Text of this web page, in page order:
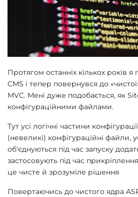
Протягом останніх кількох років
CMS і тепер повернувся до
MVC. Мені дуже подобається, як
конфігураційними файлами.
Тут усі логічні частини
(невеликі) конфігураційні файли,
об'єднуються під час запуску
застосовують під час
це чисте й зрозуміле рішення
Повертаючись до чистого ядра